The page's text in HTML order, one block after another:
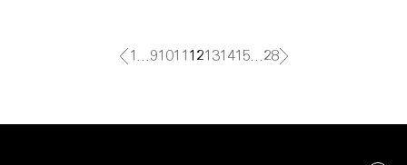
1…91011 12131415…28